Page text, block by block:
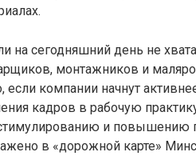
на сегодняшний день не
монтажников и
компании начнут
кадров в рабочую
и повышению
в «дорожной карте»